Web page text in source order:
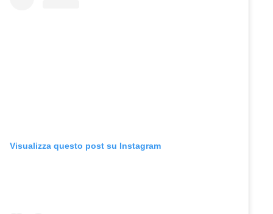
Visualizza questo post su Instagram